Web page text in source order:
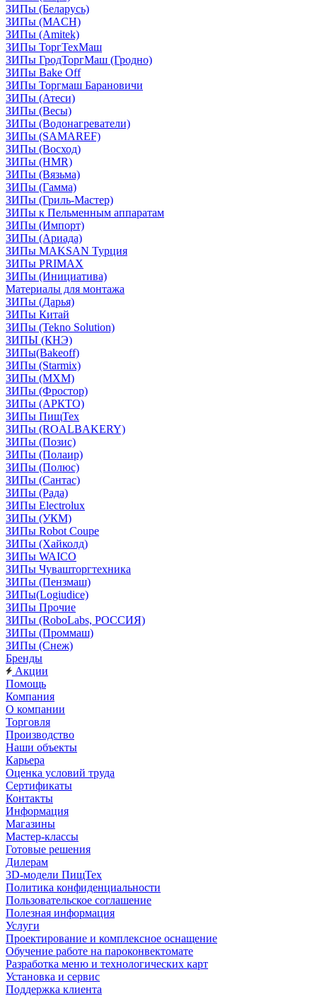
ЗИПы (Беларусь)
ЗИПы (MACH)
ЗИПы (Amitek)
ЗИПы ТоргТехМаш
ЗИПы ГродТоргМаш (Гродно)
ЗИПы Bake Off
ЗИПы Торгмаш Барановичи
ЗИПы (Атеси)
ЗИПы (Весы)
ЗИПы (Водонагреватели)
ЗИПы (SAMAREF)
ЗИПы (Восход)
ЗИПы (HMR)
ЗИПы (Вязьма)
ЗИПы (Гамма)
ЗИПы (Гриль-Мастер)
ЗИПы к Пельменным аппаратам
ЗИПы (Импорт)
ЗИПы (Ариада)
ЗИПы MAKSAN Турция
ЗИПы PRIMAX
ЗИПы (Инициатива)
Материалы для монтажа
ЗИПы (Дарья)
ЗИПы Китай
ЗИПы (Tekno Solution)
ЗИПЫ (КНЭ)
ЗИПы(Bakeoff)
ЗИПы (Starmix)
ЗИПы (МХМ)
ЗИПы (Фростор)
ЗИПы (АРКТО)
ЗИПы ПищТех
ЗИПы (ROALBAKERY)
ЗИПы (Позис)
ЗИПы (Полаир)
ЗИПы (Полюс)
ЗИПы (Сантас)
ЗИПы (Рада)
ЗИПы Electrolux
ЗИПы (УКМ)
ЗИПы Robot Coupe
ЗИПы (Хайколд)
ЗИПы WAICO
ЗИПы Чувашторгтехника
ЗИПы (Пензмаш)
ЗИПы(Logiudice)
ЗИПы Прочие
ЗИПы (RoboLabs, РОССИЯ)
ЗИПы (Проммаш)
ЗИПы (Снеж)
Бренды
Акции
Помощь
Компания
О компании
Торговля
Производство
Наши объекты
Карьера
Оценка условий труда
Сертификаты
Контакты
Информация
Магазины
Мастер-классы
Готовые решения
Дилерам
3D-модели ПищТех
Политика конфиденциальности
Пользовательское соглашение
Полезная информация
Услуги
Проектирование и комплексное оснащение
Обучение работе на пароконвектомате
Разработка меню и технологических карт
Установка и сервис
Поддержка клиента